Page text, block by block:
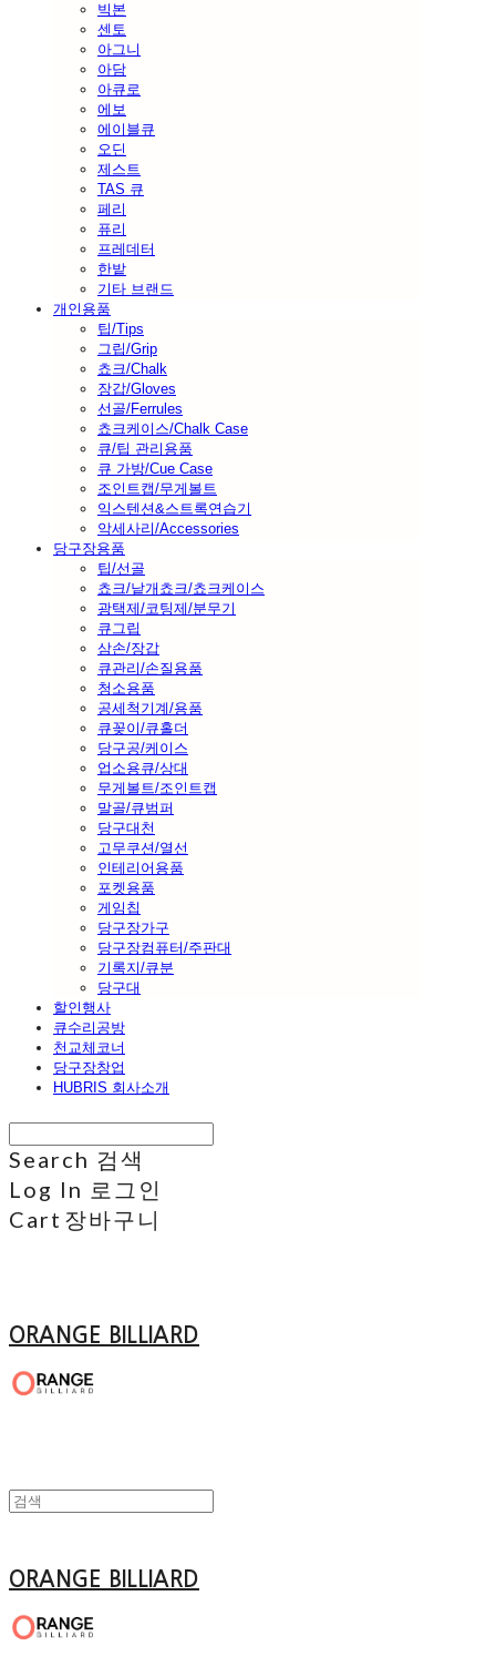
빅본
센토
아그니
아담
아큐로
에보
에이블큐
오딘
제스트
TAS 큐
페리
퓨리
프레데터
한밭
기타 브랜드
개인용품
팁/Tips
그립/Grip
쵸크/Chalk
장갑/Gloves
선골/Ferrules
쵸크케이스/Chalk Case
큐/팁 관리용품
큐 가방/Cue Case
조인트캡/무게볼트
익스텐션&스트록연습기
악세사리/Accessories
당구장용품
팁/선골
쵸크/낱개쵸크/쵸크케이스
광택제/코팅제/분무기
큐그립
삼손/장갑
큐관리/손질용품
청소용품
공세척기계/용품
큐꽂이/큐홀더
당구공/케이스
업소용큐/상대
무게볼트/조인트캡
말골/큐범퍼
당구대천
고무쿠션/열선
인테리어용품
포켓용품
게임칩
당구장가구
당구장컴퓨터/주판대
기록지/큐분
당구대
할인행사
큐수리공방
천교체코너
당구장창업
HUBRIS 회사소개
Search 검색
Log In 로그인
Cart 장바구니
ORANGE BILLIARD
ORANGE BILLIARD